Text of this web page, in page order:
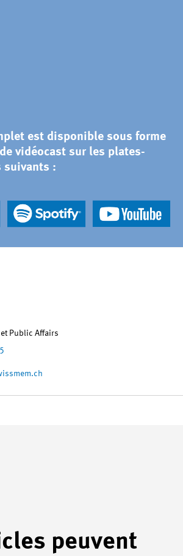
Public Affairs
est disponible sous forme
vidéocast sur les plates-
suivants :
peuvent